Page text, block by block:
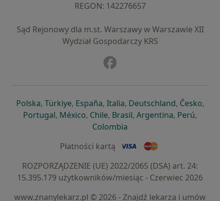
REGON: ⁠142276657
Sąd Rejonowy dla m.st. Warszawy w Warszawie XII
Wydział Gospodarczy KRS
Polskaotwiera się w nowej karcie
, Türkiyeotwiera się w nowej karcie
, Españaotwiera się w nowej karcie
, Italiaotwiera się w nowej
, Deutschlandotwiera się
, Česko,
Portugalotwiera się w nowej karcie
, Méxicootwiera się w nowej karcie
, Chileotwiera się w nowej karcie
, Brasilotwiera się w nowej
, Argentinaotwiera się
, Perú,
Colombia
Płatności kartą
ROZPORZĄDZENIE (UE) 2022/2065 (DSA) art. 24:
15.395.179 użytkowników/miesiąc - Czerwiec 2026
www.znanylekarz.pl © 2026 - Znajdź lekarza i umów